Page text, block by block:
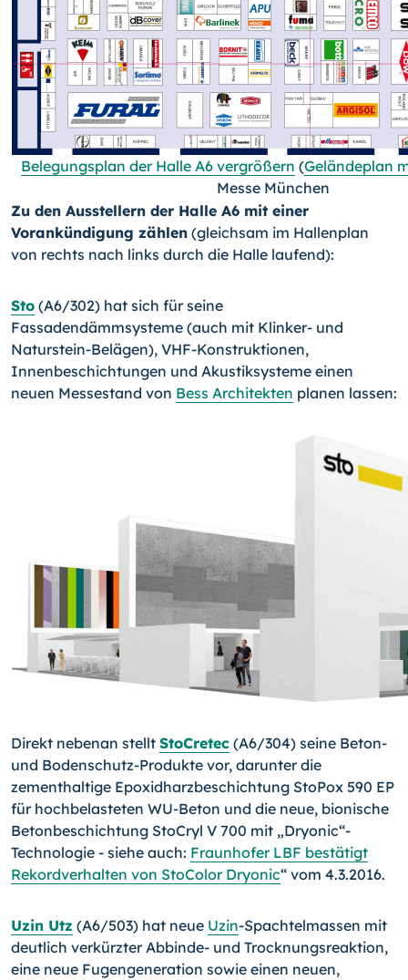
Belegungsplan der Halle A6 vergrößern (Geländeplan
Messe München
Zu den Ausstellern der Halle A6 mit einer
Vorankündigung zählen (gleichsam im Hallenplan
von rechts nach links durch die Halle laufend):
Sto (A6/302) hat sich für seine
Fassadendämmsysteme (auch mit Klinker- und
Naturstein-Belägen), VHF-Konstruktionen,
Innenbeschichtungen und Akustiksysteme einen
neuen Messestand von Bess Architekten planen lassen:
Direkt nebenan stellt StoCretec (A6/304) seine Beton-
und Bodenschutz-Produkte vor, darunter die
zementhaltige Epoxidharzbeschichtung StoPox 590 EP
für hochbelasteten WU-Beton und die neue, bionische
Betonbeschichtung StoCryl V 700 mit „Dryonic“-
Technologie - siehe auch: Fraunhofer LBF bestätigt
Rekordverhalten von StoColor Dryonic“ vom 4.3.2016.
Uzin Utz (A6/503) hat neue Uzin-Spachtelmassen mit
deutlich verkürzter Abbinde- und Trocknungsreaktion,
eine neue Fugengeneration sowie einen neuen,